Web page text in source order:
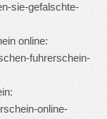
sie-gefalschte-
online:
fuhrerschein-
online-